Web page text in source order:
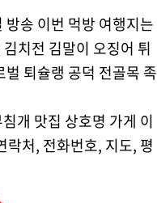
송 이번 먹방 여행지는
치전 김말이 오징어 튀
퇴슐랭 공덕 전골목 족
개 맛집 상호명 가게 이
락처, 전화번호, 지도, 평